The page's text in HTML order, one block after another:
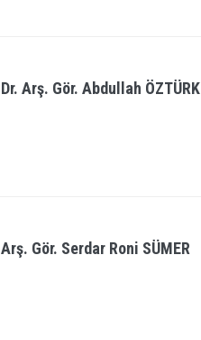
Dr. Arş. Gör. Abdullah ÖZTÜRK
Arş. Gör. Serdar Roni SÜMER